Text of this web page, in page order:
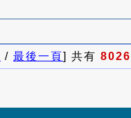
/ 最後一頁] 共有 8026